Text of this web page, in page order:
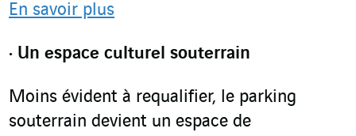
En savoir plus
Un espace culturel souterrain
Moins évident à requalifier, le parking
souterrain devient un espace de